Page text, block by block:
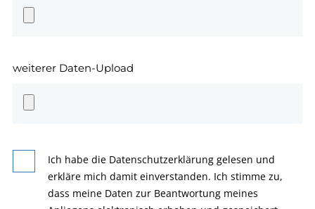
weiterer Daten-Upload
Ich habe die Datenschutzerklärung gelesen und
erkläre mich damit einverstanden. Ich stimme zu,
dass meine Daten zur Beantwortung meines